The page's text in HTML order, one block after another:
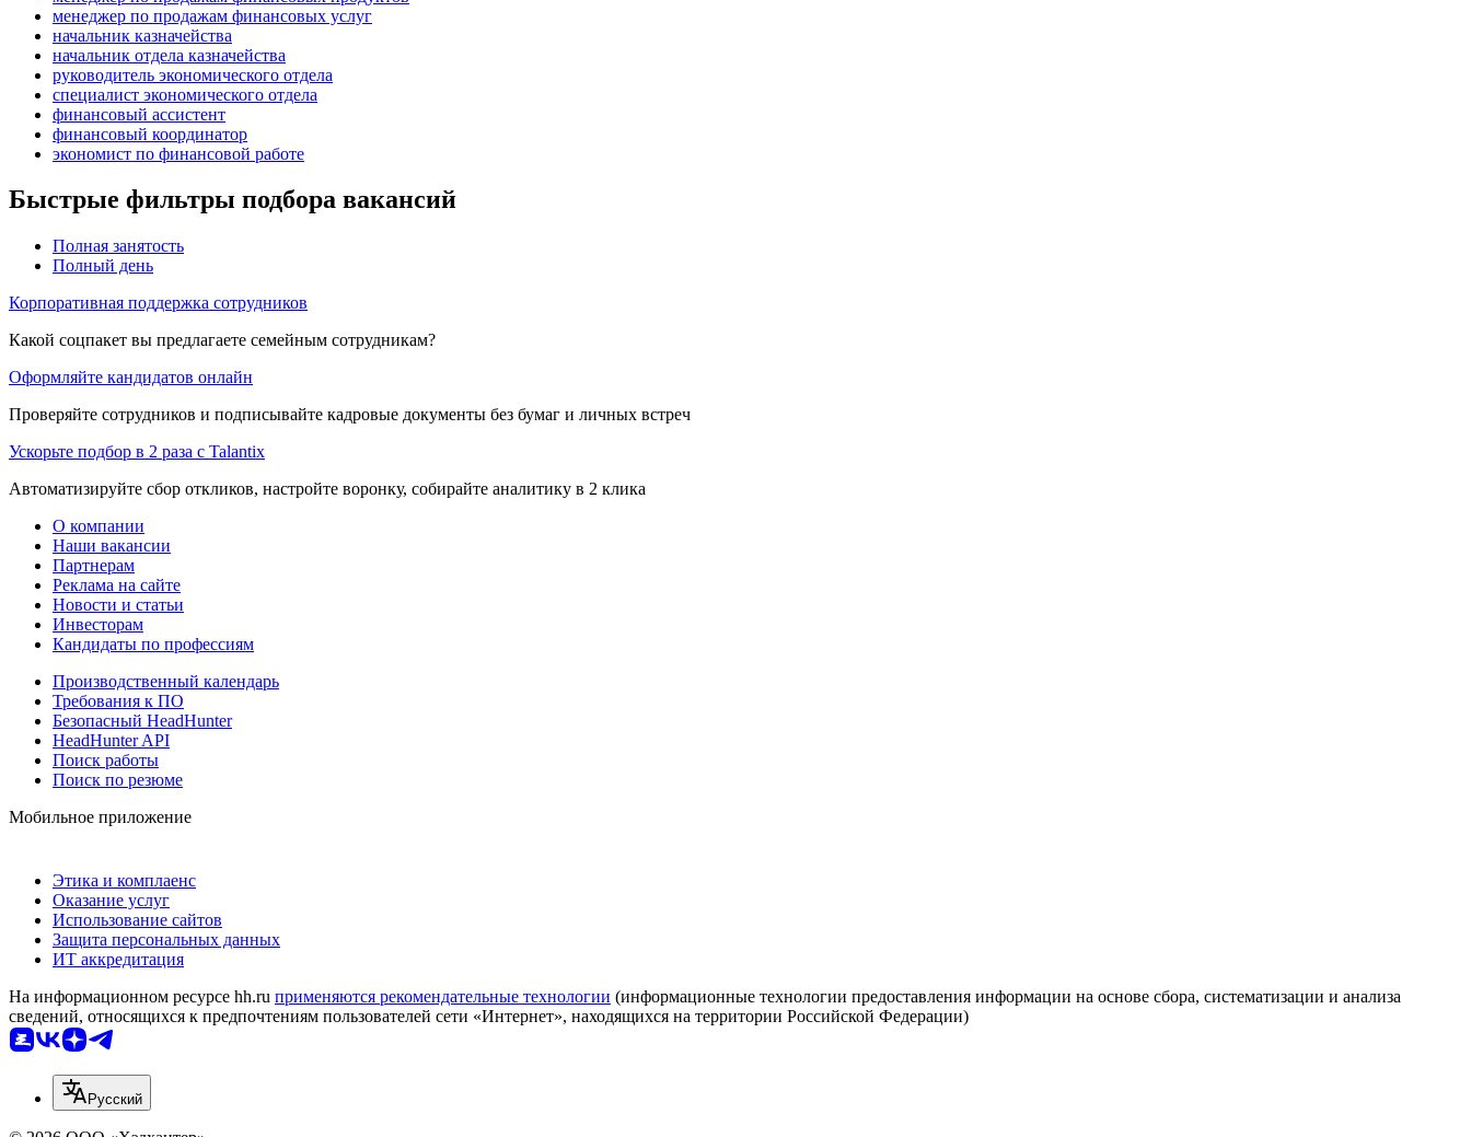
менеджер по продажам финансовых услуг
начальник казначейства
начальник отдела казначейства
руководитель экономического отдела
специалист экономического отдела
финансовый ассистент
финансовый координатор
экономист по финансовой работе
Быстрые фильтры подбора вакансий
Полная занятость
Полный день
Корпоративная поддержка сотрудников
Какой соцпакет вы предлагаете семейным сотрудникам?
Оформляйте кандидатов онлайн
Проверяйте сотрудников и подписывайте кадровые документы без бумаг и личных встреч
Ускорьте подбор в 2 раза с Talantix
Автоматизируйте сбор откликов, настройте воронку, собирайте аналитику в 2 клика
О компании
Наши вакансии
Партнерам
Реклама на сайте
Новости и статьи
Инвесторам
Кандидаты по профессиям
Производственный календарь
Требования к ПО
Безопасный HeadHunter
HeadHunter API
Поиск работы
Поиск по резюме
Мобильное приложение
Этика и комплаенс
Оказание услуг
Использование сайтов
Защита персональных данных
ИТ аккредитация
На информационном ресурсе hh.ru применяются рекомендательные технологии (информационные технологии предоставления информации на основе сбора, систематизации и анализа
сведений, относящихся к предпочтениям пользователей сети «Интернет», находящихся на территории Российской Федерации)
Русский